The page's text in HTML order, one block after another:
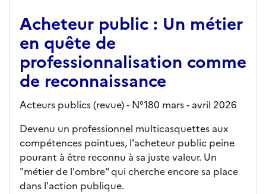
Acheteur public : Un métier
en quête de
professionnalisation comme
de reconnaissance
Acteurs publics (revue) - N°180 mars - avril 2026
Devenu un professionnel multicasquettes aux
compétences pointues, l'acheteur public peine
pourant à être reconnu à sa juste valeur. Un
"métier de l'ombre" qui cherche encore sa place
dans l'action publique.